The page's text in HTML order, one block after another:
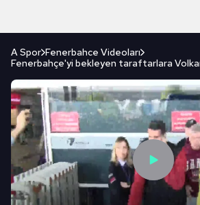
A Spor Fenerbahce Videoları
Fenerbahçe'yi bekleyen taraftarlara